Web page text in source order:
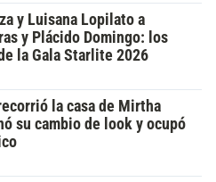
y Luisana Lopilato a
y Plácido Domingo: los
la Gala Starlite 2026
la casa de Mirtha
su cambio de look y ocupó